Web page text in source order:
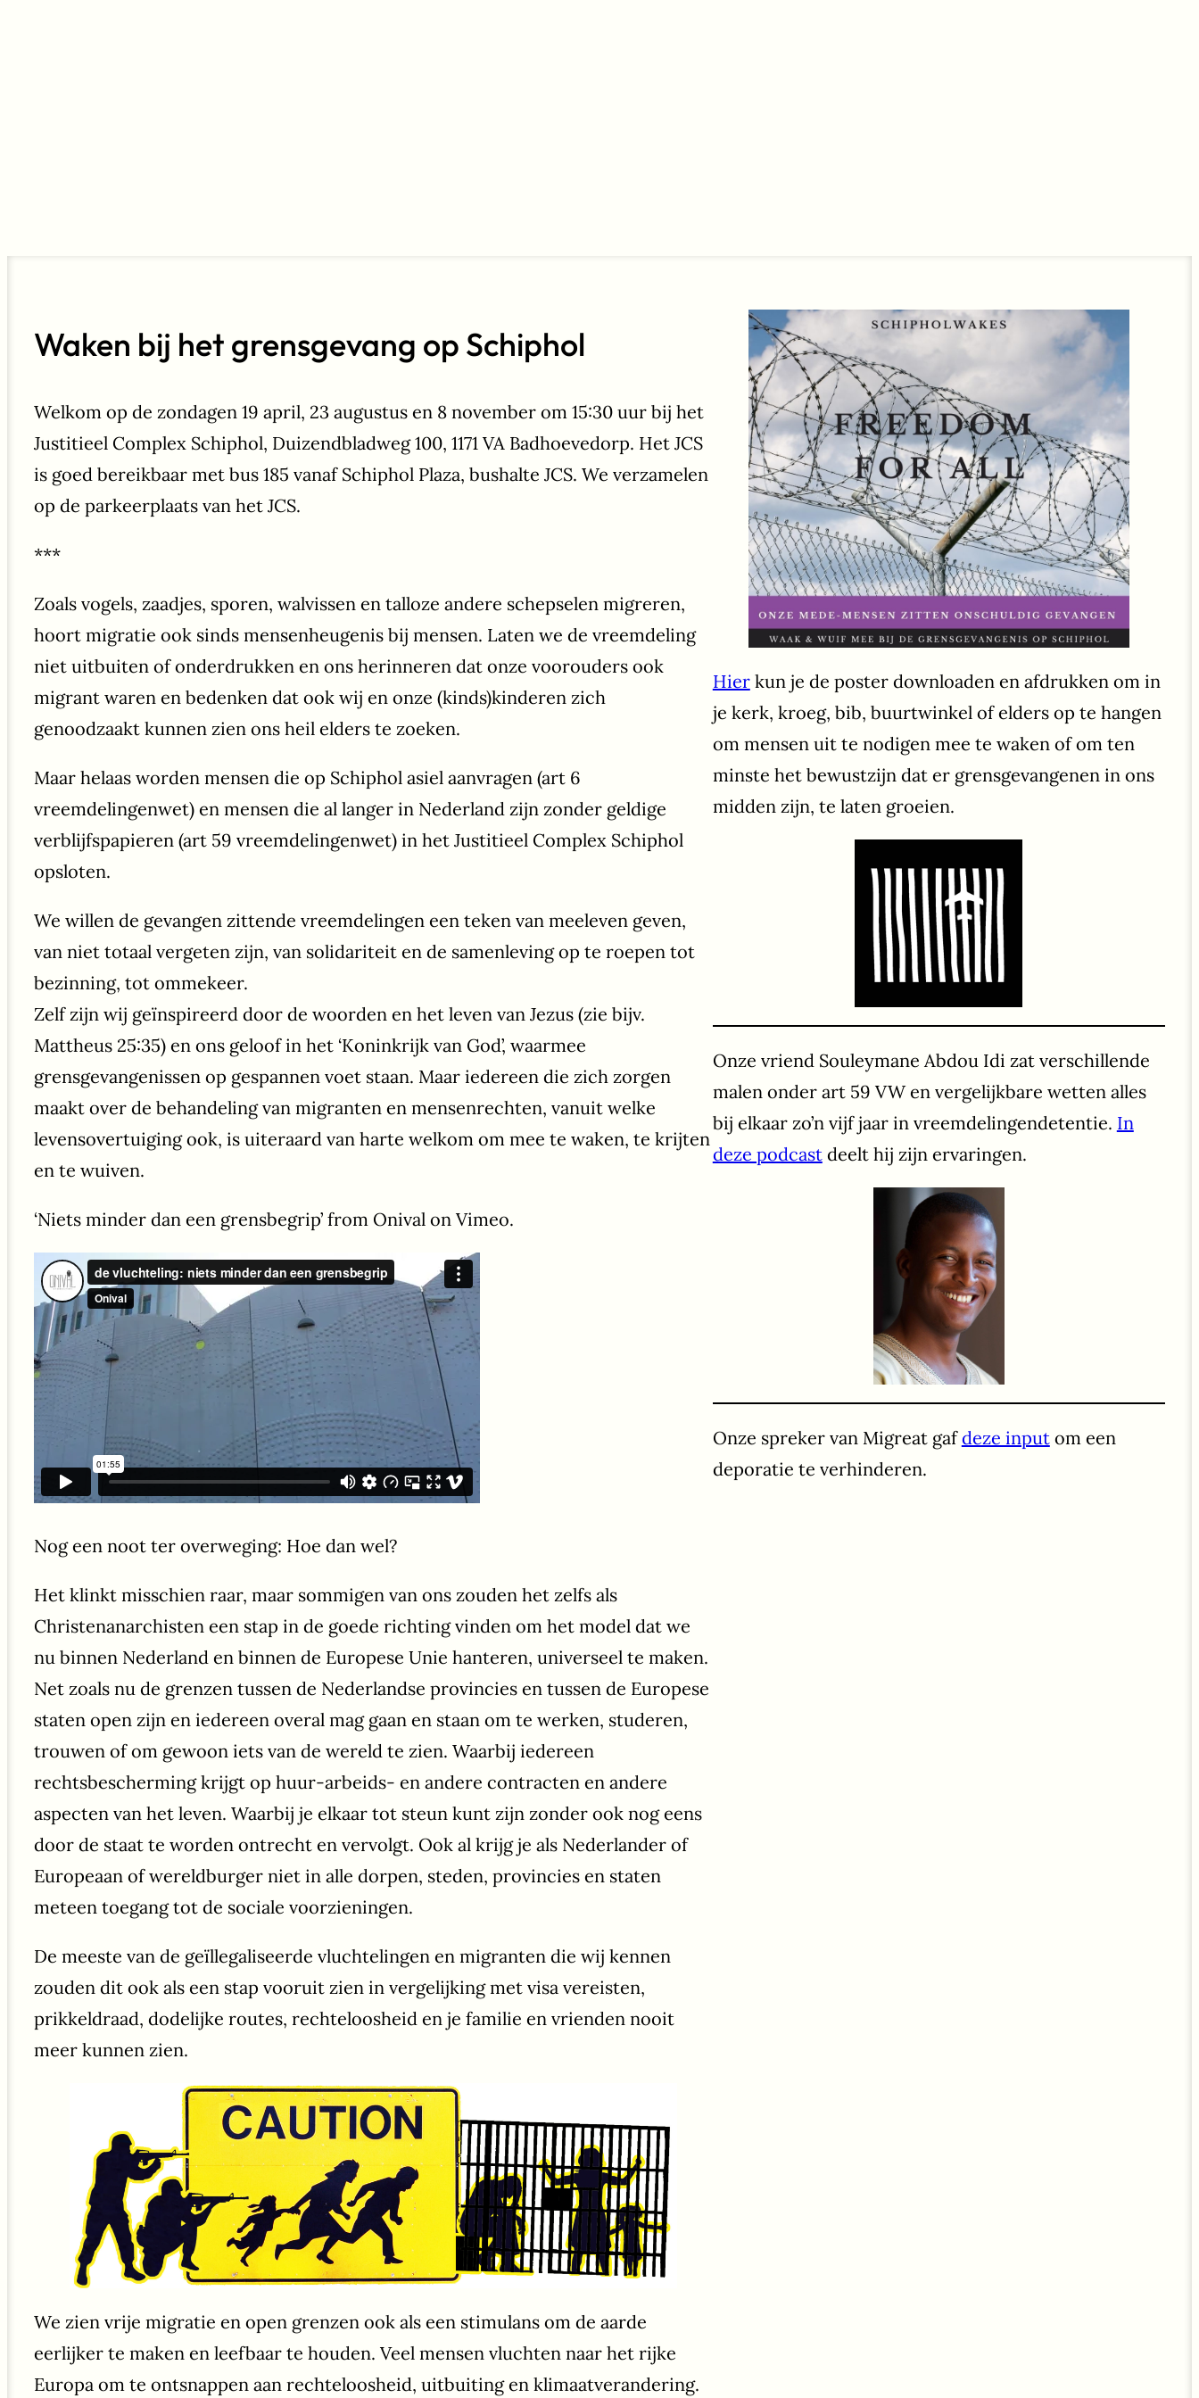
Waken bij het grensgevang op Schiphol
Welkom op de zondagen 19 april, 23 augustus en 8 november om 15:30 uur bij het
Justitieel Complex Schiphol, Duizendbladweg 100, 1171 VA Badhoevedorp. Het JCS
is goed bereikbaar met bus 185 vanaf Schiphol Plaza, bushalte JCS. We verzamelen
op de parkeerplaats van het JCS.
***
Zoals vogels, zaadjes, sporen, walvissen en talloze andere schepselen migreren,
hoort migratie ook sinds mensenheugenis bij mensen. Laten we de vreemdeling
niet uitbuiten of onderdrukken en ons herinneren dat onze voorouders ook
migrant waren en bedenken dat ook wij en onze (kinds)kinderen zich
genoodzaakt kunnen zien ons heil elders te zoeken.
Maar helaas worden mensen die op Schiphol asiel aanvragen (art 6
vreemdelingenwet) en mensen die al langer in Nederland zijn zonder geldige
verblijfspapieren (art 59 vreemdelingenwet) in het Justitieel Complex Schiphol
opsloten.
We willen de gevangen zittende vreemdelingen een teken van meeleven geven,
van niet totaal vergeten zijn, van solidariteit en de samenleving op te roepen tot
bezinning, tot ommekeer.
Zelf zijn wij geïnspireerd door de woorden en het leven van Jezus (zie bijv.
Mattheus 25:35) en ons geloof in het ‘Koninkrijk van God’, waarmee
grensgevangenissen op gespannen voet staan. Maar iedereen die zich zorgen
maakt over de behandeling van migranten en mensenrechten, vanuit welke
levensovertuiging ook, is uiteraard van harte welkom om mee te waken, te krijten
en te wuiven.
‘Niets minder dan een grensbegrip’ from Onival on Vimeo.
Nog een noot ter overweging: Hoe dan wel?
Het klinkt misschien raar, maar sommigen van ons zouden het zelfs als
Christenanarchisten een stap in de goede richting vinden om het model dat we
nu binnen Nederland en binnen de Europese Unie hanteren, universeel te maken.
Net zoals nu de grenzen tussen de Nederlandse provincies en tussen de Europese
staten open zijn en iedereen overal mag gaan en staan om te werken, studeren,
trouwen of om gewoon iets van de wereld te zien. Waarbij iedereen
rechtsbescherming krijgt op huur-arbeids- en andere contracten en andere
aspecten van het leven. Waarbij je elkaar tot steun kunt zijn zonder ook nog eens
door de staat te worden ontrecht en vervolgt. Ook al krijg je als Nederlander of
Europeaan of wereldburger niet in alle dorpen, steden, provincies en staten
meteen toegang tot de sociale voorzieningen.
De meeste van de geïllegaliseerde vluchtelingen en migranten die wij kennen
zouden dit ook als een stap vooruit zien in vergelijking met visa vereisten,
prikkeldraad, dodelijke routes, rechteloosheid en je familie en vrienden nooit
meer kunnen zien.
We zien vrije migratie en open grenzen ook als een stimulans om de aarde
eerlijker te maken en leefbaar te houden. Veel mensen vluchten naar het rijke
Europa om te ontsnappen aan rechteloosheid, uitbuiting en klimaatverandering.
Hierkun je de poster downloaden en afdrukken om in
je kerk, kroeg, bib, buurtwinkel of elders op te hangen
om mensen uit te nodigen mee te waken of om ten
minste het bewustzijn dat er grensgevangenen in ons
midden zijn, te laten groeien.
Onze vriend Souleymane Abdou Idi zat verschillende
malen onder art 59 VW en vergelijkbare wetten alles
bij elkaar zo’n vijf jaar in vreemdelingendetentie. In
deze podcastdeelt hij zijn ervaringen.
Onze spreker van Migreat gafdeze inputom een
deporatie te verhinderen.